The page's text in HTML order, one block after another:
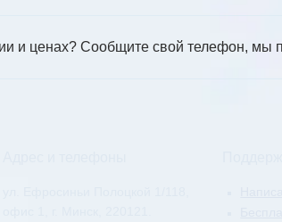
и ценах? Сообщите свой телефон, мы